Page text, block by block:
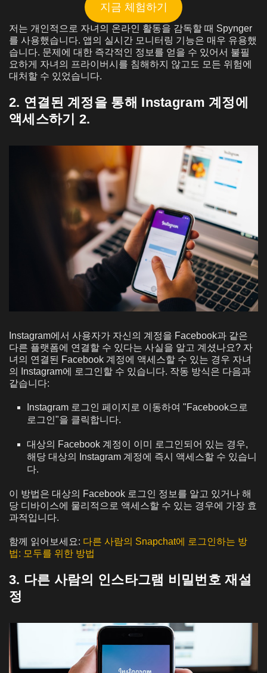
지금 체험하기
저는 개인적으로 자녀의 온라인 활동을 감독할 때 Spynger
를 사용했습니다. 앱의 실시간 모니터링 기능은 매우 유용했
습니다. 문제에 대한 즉각적인 정보를 얻을 수 있어서 불필
요하게 자녀의 프라이버시를 침해하지 않고도 모든 위험에
대처할 수 있었습니다.
2. 연결된 계정을 통해 Instagram 계정에
액세스하기 2.
Instagram에서 사용자가 자신의 계정을 Facebook과 같은
다른 플랫폼에 연결할 수 있다는 사실을 알고 계셨나요? 자
녀의 연결된 Facebook 계정에 액세스할 수 있는 경우 자녀
의 Instagram에 로그인할 수 있습니다. 작동 방식은 다음과
같습니다:
Instagram 로그인 페이지로 이동하여 "Facebook으로
로그인"을 클릭합니다.
대상의 Facebook 계정이 이미 로그인되어 있는 경우,
해당 대상의 Instagram 계정에 즉시 액세스할 수 있습니
다.
이 방법은 대상의 Facebook 로그인 정보를 알고 있거나 해
당 디바이스에 물리적으로 액세스할 수 있는 경우에 가장 효
과적입니다.
함께 읽어보세요: 다른 사람의 Snapchat에 로그인하는 방
법: 모두를 위한 방법
3. 다른 사람의 인스타그램 비밀번호 재설
정